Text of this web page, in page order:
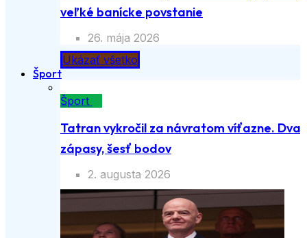
veľké banícke povstanie
26. mája 2026
Ukázať všetko
Šport
Šport
Tatran vykročil za návratom víťazne. Dva
zápasy, šesť bodov
2. augusta 2026